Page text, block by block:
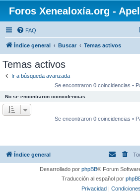
Foros Xenealoxía.org -
FAQ
Índice general Buscar Temas activos
Temas activos
Ir a búsqueda avanzada
Se encontraron 0 coincidencias •
No se encontraron coincidencias.
Se encontraron 0 coincidencias •
Índice general
Desarrollado por phpBB® Forum
Traducción al español por
Privacidad | Condiciones